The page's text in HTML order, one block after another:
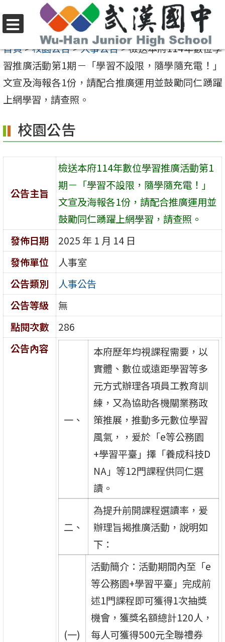
至
要
內
容
選
單
首頁>校園公告>人事公告>檢送本府114年數位學
習推廣活動第1期－「學習不設限，隨學隨充電！」
文宣及海報各1份，請配合推廣運用並鼓勵同仁踴躍
上網學習，請查照。
校園公告
公告主旨
檢送本府114年數位學習推廣活動第1
期－「學習不設限，隨學隨充電！」
文宣及海報各1份，請配合推廣運用並
鼓勵同仁踴躍上網學習，請查照。
發佈日期
2025 年 1 月 14 日
發佈單位
人事室
公告類別
人事公告
公告等級
無
點閱次數
286
公告內容
一、
本府歷年均視課程需要，以
實體、數位或遠距學習等多
元方式辦理各項員工教育訓
練，又為協助各機關業務政
策推展，推動多元數位學習
風氣，，爰於「e等公務園
+學習平臺」擇「養成科技D
NA」等12門課程供同仁選
讀。
二、
為提升前開課程選讀率，爰
辦理旨揭推廣活動，說明如
下：
(一)
活動簡介：活動期間內至「e
等公務園+學習平臺」完成前
述1門課程即可獲得1次抽獎
機會，獲獎名額總計120人，
每人可獲得500元全聯禮券